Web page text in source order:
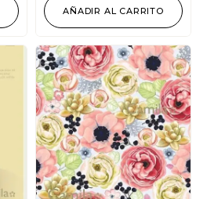
AÑADIR AL CARRITO